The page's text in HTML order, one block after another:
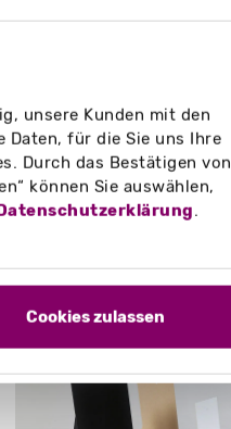
unsere Kunden mit den
Daten, für die Sie uns Ihre
Durch das Bestätigen von
können Sie auswählen,
.
Cookies zulassen
Beispielfotos